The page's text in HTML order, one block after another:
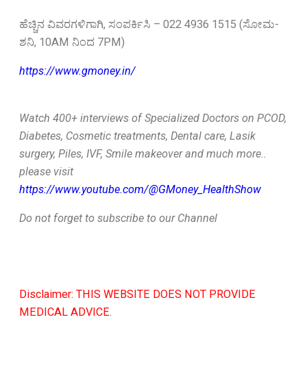
ಹೆಚ್ಚಿನ ವಿವರಗಳಿಗಾಗಿ, ಸಂಪರ್ಕಿಸಿ – 022 4936 1515 (ಸೋಮ-
ಶನಿ, 10AM ನಿಂದ 7PM)
https://www.gmoney.in/
Watch 400+ interviews of Specialized Doctors on PCOD,
Diabetes, Cosmetic treatments, Dental care, Lasik
surgery, Piles, IVF, Smile makeover and much more..
please visit
https://www.youtube.com/@GMoney_HealthShow
Do not forget to subscribe to our Channel
Disclaimer: THIS WEBSITE DOES NOT PROVIDE
MEDICAL ADVICE.